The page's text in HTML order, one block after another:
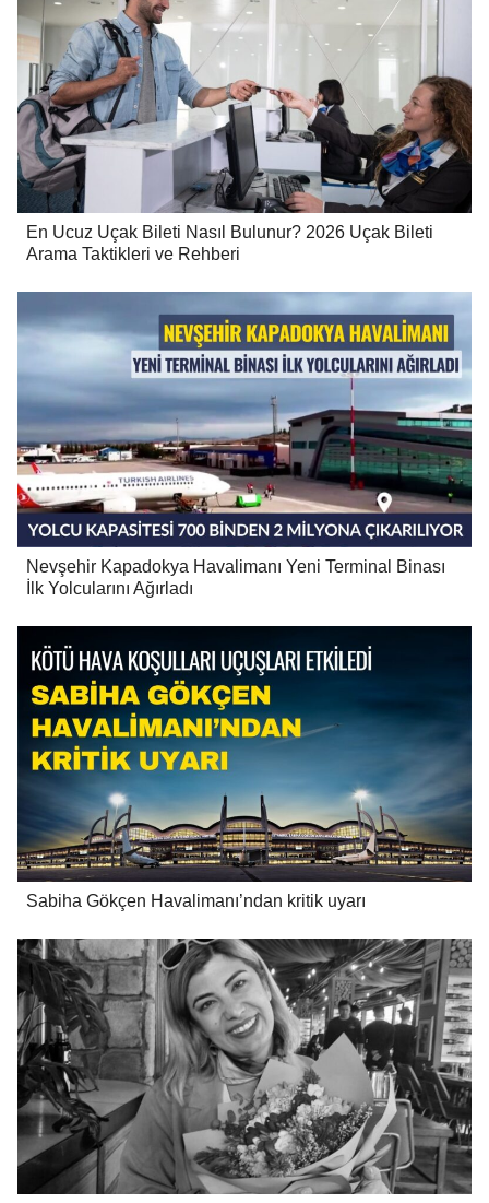
En Ucuz Uçak Bileti Nasıl Bulunur? 2026 Uçak Bileti
Arama Taktikleri ve Rehberi
Nevşehir Kapadokya Havalimanı Yeni Terminal Binası
İlk Yolcularını Ağırladı
Sabiha Gökçen Havalimanı’ndan kritik uyarı